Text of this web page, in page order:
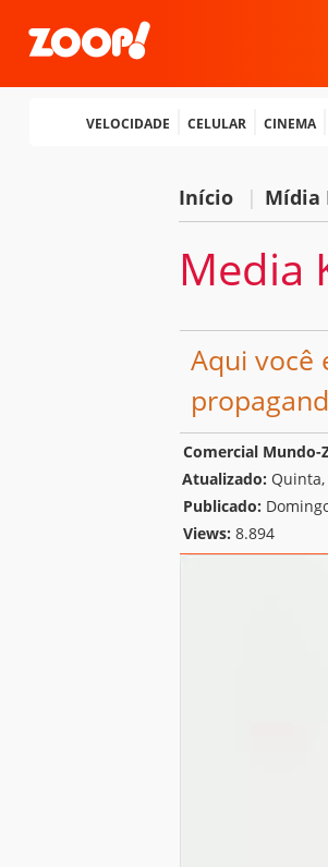
Velocidade Celular Cinema
Início | Mídia
Media
Aqui você
Comercial Mundo-
Atualizado: Quinta,
Publicado:
Views: 8.894